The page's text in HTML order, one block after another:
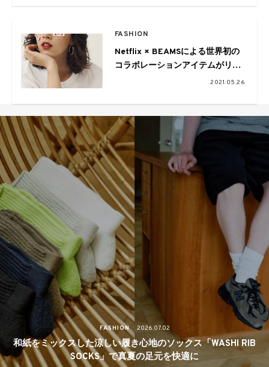
FASHION
Netflix × BEAMSによる世界初の
コラボレーションアイテムがリリ
2021.05.26
FASHION 2026.07.02
和紙をミックスした涼しい履き心地のソックス「WASHI RIB
SOCKS」で真夏の足元を快適に